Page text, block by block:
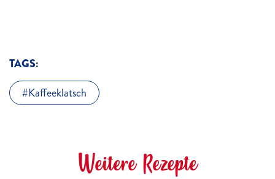
TAGS:
Kaffeeklatsch
Weitere Rezepte